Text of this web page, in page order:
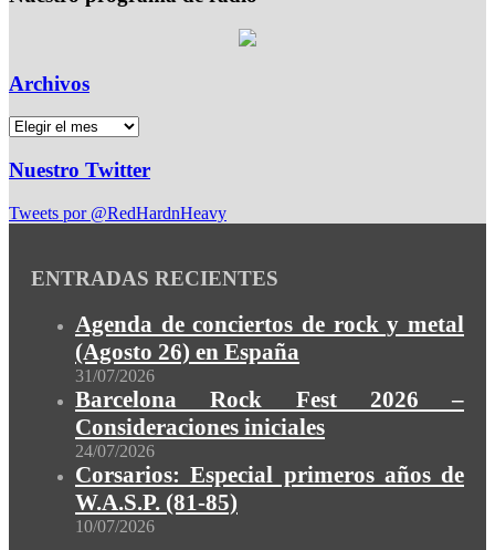
Archivos
Nuestro Twitter
Tweets por @RedHardnHeavy
ENTRADAS RECIENTES
Agenda de conciertos de rock y metal
(Agosto 26) en España
31/07/2026
Barcelona Rock Fest 2026 –
Consideraciones iniciales
24/07/2026
Corsarios: Especial primeros años de
W.A.S.P. (81-85)
10/07/2026